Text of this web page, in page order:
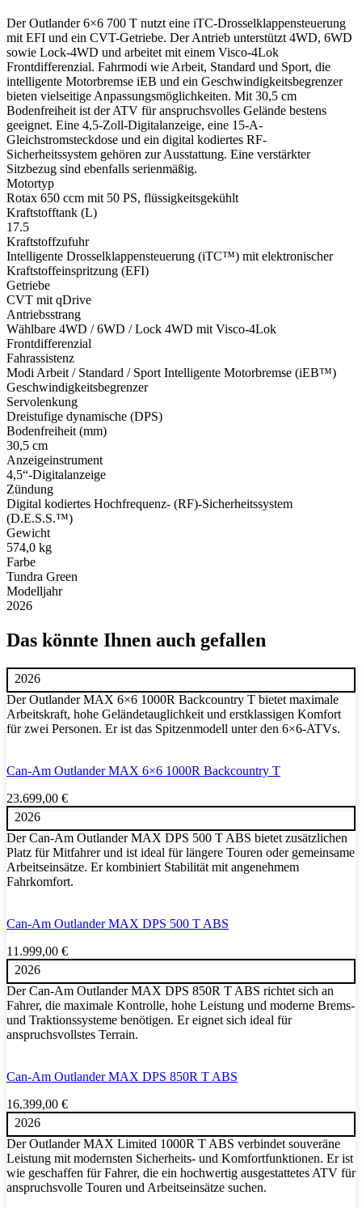
Der Outlander 6×6 700 T nutzt eine iTC-Drosselklappensteuerung
mit EFI und ein CVT-Getriebe. Der Antrieb unterstützt 4WD, 6WD
sowie Lock-4WD und arbeitet mit einem Visco-4Lok
Frontdifferenzial. Fahrmodi wie Arbeit, Standard und Sport, die
intelligente Motorbremse iEB und ein Geschwindigkeitsbegrenzer
bieten vielseitige Anpassungsmöglichkeiten. Mit 30,5 cm
Bodenfreiheit ist der ATV für anspruchsvolles Gelände bestens
geeignet. Eine 4,5-Zoll-Digitalanzeige, eine 15-A-
Gleichstromsteckdose und ein digital kodiertes RF-
Sicherheitssystem gehören zur Ausstattung. Eine verstärkter
Sitzbezug sind ebenfalls serienmäßig.
Motortyp
Rotax 650 ccm mit 50 PS, flüssigkeitsgekühlt
Kraftstofftank (L)
17.5
Kraftstoffzufuhr
Intelligente Drosselklappensteuerung (iTC™️) mit elektronischer
Kraftstoffeinspritzung (EFI)
Getriebe
CVT mit qDrive
Antriebsstrang
Wählbare 4WD / 6WD / Lock 4WD mit Visco-4Lok
Frontdifferenzial
Fahrassistenz
Modi Arbeit / Standard / Sport Intelligente Motorbremse (iEB™️)
Geschwindigkeitsbegrenzer
Servolenkung
Dreistufige dynamische (DPS)
Bodenfreiheit (mm)
30,5 cm
Anzeigeinstrument
4,5“-Digitalanzeige
Zündung
Digital kodiertes Hochfrequenz- (RF)-Sicherheitssystem
(D.E.S.S.™️)
Gewicht
574,0 kg
Farbe
Tundra Green
Modelljahr
2026
Das könnte Ihnen auch gefallen
2026
Der Outlander MAX 6×6 1000R Backcountry T bietet maximale
Arbeitskraft, hohe Geländetauglichkeit und erstklassigen Komfort
für zwei Personen. Er ist das Spitzenmodell unter den 6×6-ATVs.
Can-Am Outlander MAX 6×6 1000R Backcountry T
23.699,00 €
2026
Der Can-Am Outlander MAX DPS 500 T ABS bietet zusätzlichen
Platz für Mitfahrer und ist ideal für längere Touren oder gemeinsame
Arbeitseinsätze. Er kombiniert Stabilität mit angenehmem
Fahrkomfort.
Can-Am Outlander MAX DPS 500 T ABS
11.999,00 €
2026
Der Can-Am Outlander MAX DPS 850R T ABS richtet sich an
Fahrer, die maximale Kontrolle, hohe Leistung und moderne Brems-
und Traktionssysteme benötigen. Er eignet sich ideal für
anspruchsvollstes Terrain.
Can-Am Outlander MAX DPS 850R T ABS
16.399,00 €
2026
Der Outlander MAX Limited 1000R T ABS verbindet souveräne
Leistung mit modernsten Sicherheits- und Komfortfunktionen. Er ist
wie geschaffen für Fahrer, die ein hochwertig ausgestattetes ATV für
anspruchsvolle Touren und Arbeitseinsätze suchen.